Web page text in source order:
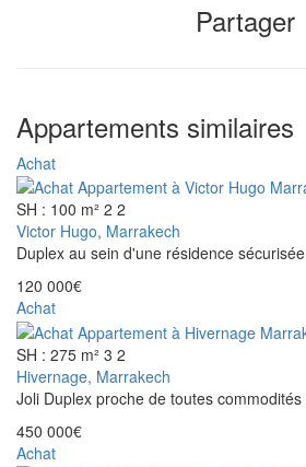
Partager
Appartements similaires
Achat
SH : 100 m² 2 2
Victor Hugo, Marrakech
Duplex au sein d'une résidence sécurisée
120 000€
Achat
SH : 275 m² 3 2
Hivernage, Marrakech
Joli Duplex proche de toutes commodités
450 000€
Achat